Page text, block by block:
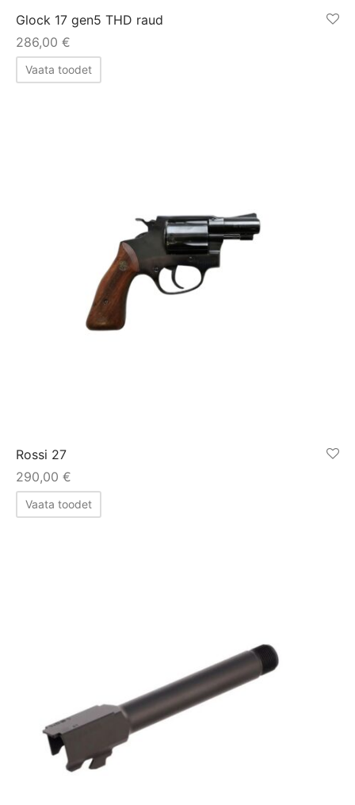
Glock 17 gen5 THD raud
286,00 €
Vaata toodet
Rossi 27
290,00 €
Vaata toodet